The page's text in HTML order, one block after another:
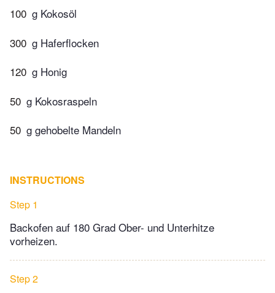
100 g Kokosöl
300 g Haferflocken
120 g Honig
50 g Kokosraspeln
50 g gehobelte Mandeln
INSTRUCTIONS
Step 1
Backofen auf 180 Grad Ober- und Unterhitze
vorheizen.
Step 2